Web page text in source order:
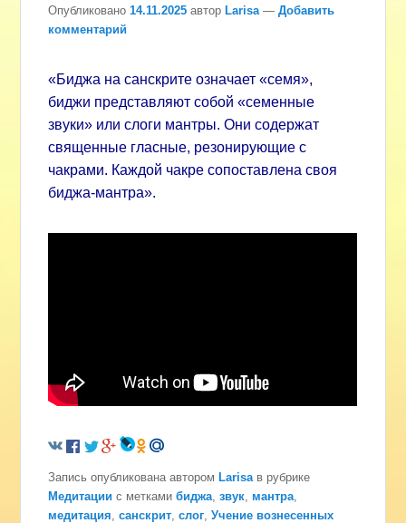
Опубликовано14.11.2025 авторLarisa —Добавить
комментарий
«Биджа на санскрите означает «семя»,
биджи представляют собой «семенные
звуки» или слоги мантры. Они содержат
священные гласные, резонирующие с
чакрами. Каждой чакре сопоставлена своя
биджа-мантра».
Запись опубликована автором Larisa в рубрике
Медитации с меткамибиджа ,звук мантра
медитация ,санскрит ,слог ,Учение вознесенных